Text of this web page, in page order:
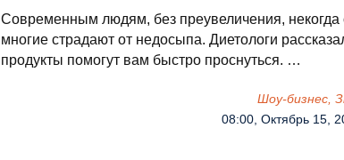
Современным людям, без преувеличения, некогда
многие страдают от недосыпа. Диетологи
продукты помогут вам быстро проснуться. …
Шоу-бизнес,
08:00, Октябрь 15,